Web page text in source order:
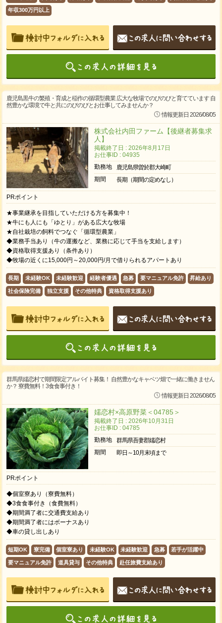
年収300万円以上
鹿児島黒牛の繁殖・育成と稲作の循環型農業 広大な牧場でのびのびと育てています 自
然豊かな環境で牛と共にのびのびとお仕事してみませんか？
情報更新日 2026/08/05
株式会社内田ファーム【後継者募集求
人】
掲載終了日 : 2026年8月17日
お仕事ID : 04935
勤務地
鹿児島県曽於郡大崎町
期間
長期（期間の定めなし）
PRポイント
★事業継承を目指していただける方を募集中！
★牛にも人にも「ゆとり」がある広大な牧場
★自社栽培の飼料でつなぐ「循環型農業」
◆業務手当あり（牛の運搬など、業務に応じて手当を支給します）
◆資格取得支援あり（条件あり）
◆牧場の近くに15,000円～20,000円/月で借りられるアパートあり
長期 未経験OK 未経験歓迎 経験者優遇 急募 要マニュアル免許 昇給あり
社会保険完備 独立支援 その他特典 資格取得支援あり
群馬県嬬恋村で期間限定アルバイト募集！ 自然豊かなキャベツ畑で一緒に働きません
か？ 寮費無料！3食食事付き！
情報更新日 2026/08/05
嬬恋村×高原野菜＜04785＞
掲載終了日 : 2026年10月31日
お仕事ID : 04785
勤務地
群馬県吾妻郡嬬恋村
期間
即日～10月末頃まで
PRポイント
◆個室寮あり（寮費無料）
◆3食食事付き（食費無料）
◆期間満了者に交通費支給あり
◆期間満了者にはボーナスあり
◆車の貸し出しあり
短期OK 寮完備 個室寮あり 未経験OK 未経験歓迎 急募 若手が活躍中
要マニュアル免許 道具貸与 その他特典 赴任旅費支給あり